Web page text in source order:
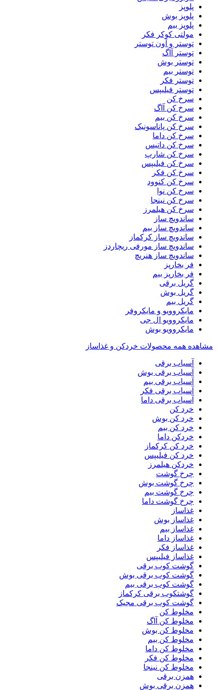
پلوپز
پلوپز بوش
پلوپز بیم
مولتی کوکر فکر
توستر و آون توستر
توستر آاگ
توستر بوش
توستر بیم
توستر فکر
توستر فیلیپس
سرخ کن
سرخ کن آاگ
سرخ کن بیم
سرخ کن پاناسونیک
سرخ کن داما
سرخ کن داتیس
سرخ کن شارپ
سرخ کن فیلیپس
سرخ کن فکر
سرخ کن کنوود
سرخ کن نوا
سرخ کن نینجا
سرخ کن هیلمرز
ساندویچ ساز
ساندویچ ساز بیم
ساندویچ ساز کرکماز
ساندویچ ساز مورفی ریچاردز
ساندویچ ساز هنریچ
فر بخارپز
فر بخارپز بیم
گریل برقی
گریل بوش
گریل بیم
مایکروویو و مایکروفر
مایکروویو ال جی
مایکروویو بوش
مشاهده همه محصولات خردکن و غذاساز
آسیاب برقی
آسیاب برقی بوش
آسیاب برقی بیم
آسیاب برقی فکر
آسیاب برقی داما
خرد کن
خرد کن بوش
خرد کن بیم
خردکن داما
خرد کن کرکماز
خرد کن فیلیپس
خردکن هیلمرز
چرخ گوشت
چرخ گوشت بوش
چرخ گوشت بیم
چرخ گوشت داما
غذاساز
غذاساز بوش
غذاساز بیم
غذاساز داما
غذاساز فکر
غذاساز فیلیپس
گوشت کوب برقی
گوشت کوب برقی بوش
گوشت کوب برقی بیم
گوشتکوب برقی کرکماز
گوشت کوب برقی مجیک
مخلوط کن
مخلوط کن آاگ
مخلوط کن بوش
مخلوط کن بیم
مخلوط کن داما
مخلوط کن فکر
مخلوط کن نینجا
همزن برقی
همزن برقی بوش